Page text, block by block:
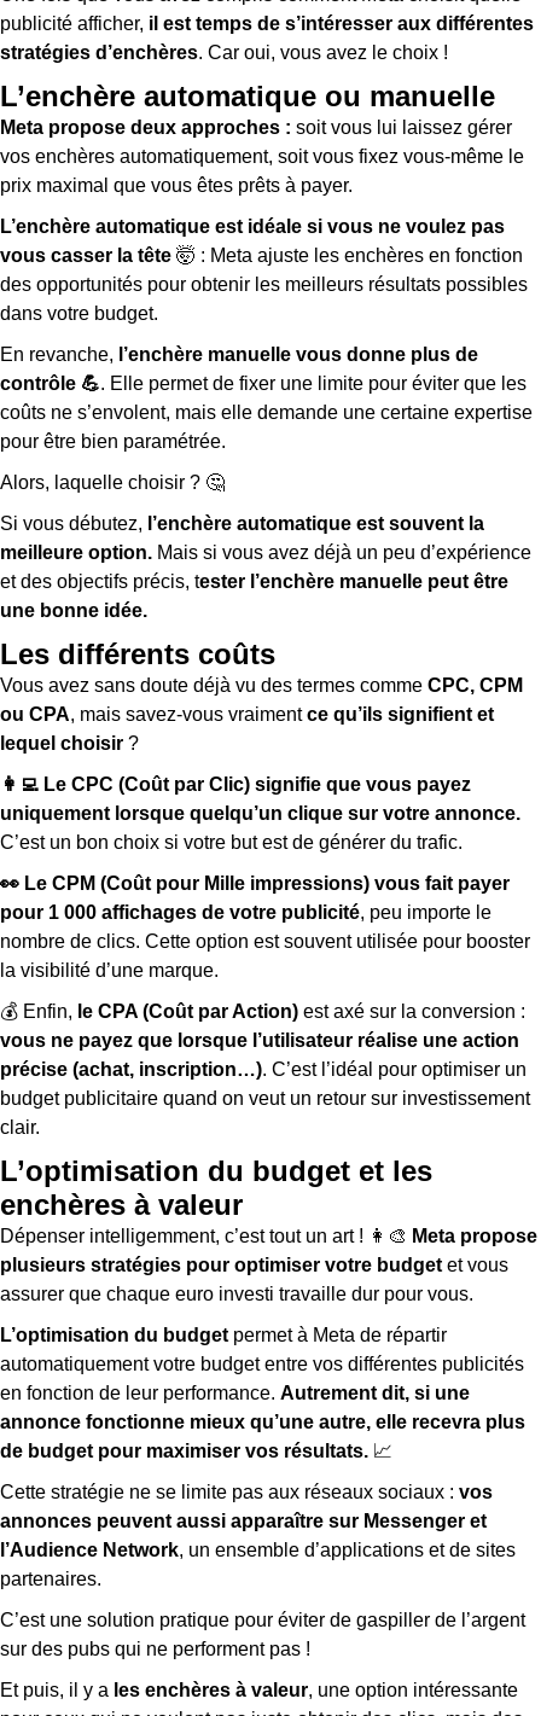
publicité afficher, il est temps de s’intéresser aux différentes
stratégies d’enchères. Car oui, vous avez le choix !
L’enchère automatique ou manuelle
Meta propose deux approches : soit vous lui laissez gérer
vos enchères automatiquement, soit vous fixez vous-même le
prix maximal que vous êtes prêts à payer.
L’enchère automatique est idéale si vous ne voulez pas
vous casser la tête 🤯 : Meta ajuste les enchères en fonction
des opportunités pour obtenir les meilleurs résultats possibles
dans votre budget.
En revanche, l’enchère manuelle vous donne plus de
contrôle 💪. Elle permet de fixer une limite pour éviter que les
coûts ne s’envolent, mais elle demande une certaine expertise
pour être bien paramétrée.
Alors, laquelle choisir ? 🤔
Si vous débutez, l’enchère automatique est souvent la
meilleure option. Mais si vous avez déjà un peu d’expérience
et des objectifs précis, tester l’enchère manuelle peut être
une bonne idée.
Les différents coûts
Vous avez sans doute déjà vu des termes comme CPC, CPM
ou CPA, mais savez-vous vraimentce qu’ils signifient et
lequel choisir ?
👩‍💻 Le CPC (Coût par Clic) signifie que vous payez
uniquement lorsque quelqu’un clique sur votre annonce.
C’est un bon choix si votre but est de générer du trafic.
👀 Le CPM (Coût pour Mille impressions) vous fait payer
pour 1 000 affichages de votre publicité, peu importe le
nombre de clics. Cette option est souvent utilisée pour booster
la visibilité d’une marque.
💰 Enfin, le CPA (Coût par Action) est axé sur la conversion :
vous ne payez que lorsque l’utilisateur réalise une action
précise (achat, inscription…). C’est l’idéal pour optimiser un
budget publicitaire quand on veut un retour sur investissement
clair.
L’optimisation du budget et les
enchères à valeur
Dépenser intelligemment, c’est tout un art ! 👩‍🎨 Meta propose
plusieurs stratégies pour optimiser votre budget et vous
assurer que chaque euro investi travaille dur pour vous.
L’optimisation du budget permet à Meta de répartir
automatiquement votre budget entre vos différentes publicités
en fonction de leur performance. Autrement dit, si une
annonce fonctionne mieux qu’une autre, elle recevra plus
de budget pour maximiser vos résultats. 📈
Cette stratégie ne se limite pas aux réseaux sociaux : vos
annonces peuvent aussi apparaître sur Messenger et
l’Audience Network, un ensemble d’applications et de sites
partenaires.
C’est une solution pratique pour éviter de gaspiller de l’argent
sur des pubs qui ne performent pas !
Et puis, il y a les enchères à valeur, une option intéressante